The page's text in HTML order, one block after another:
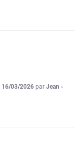
16/03/2026 par Jean -